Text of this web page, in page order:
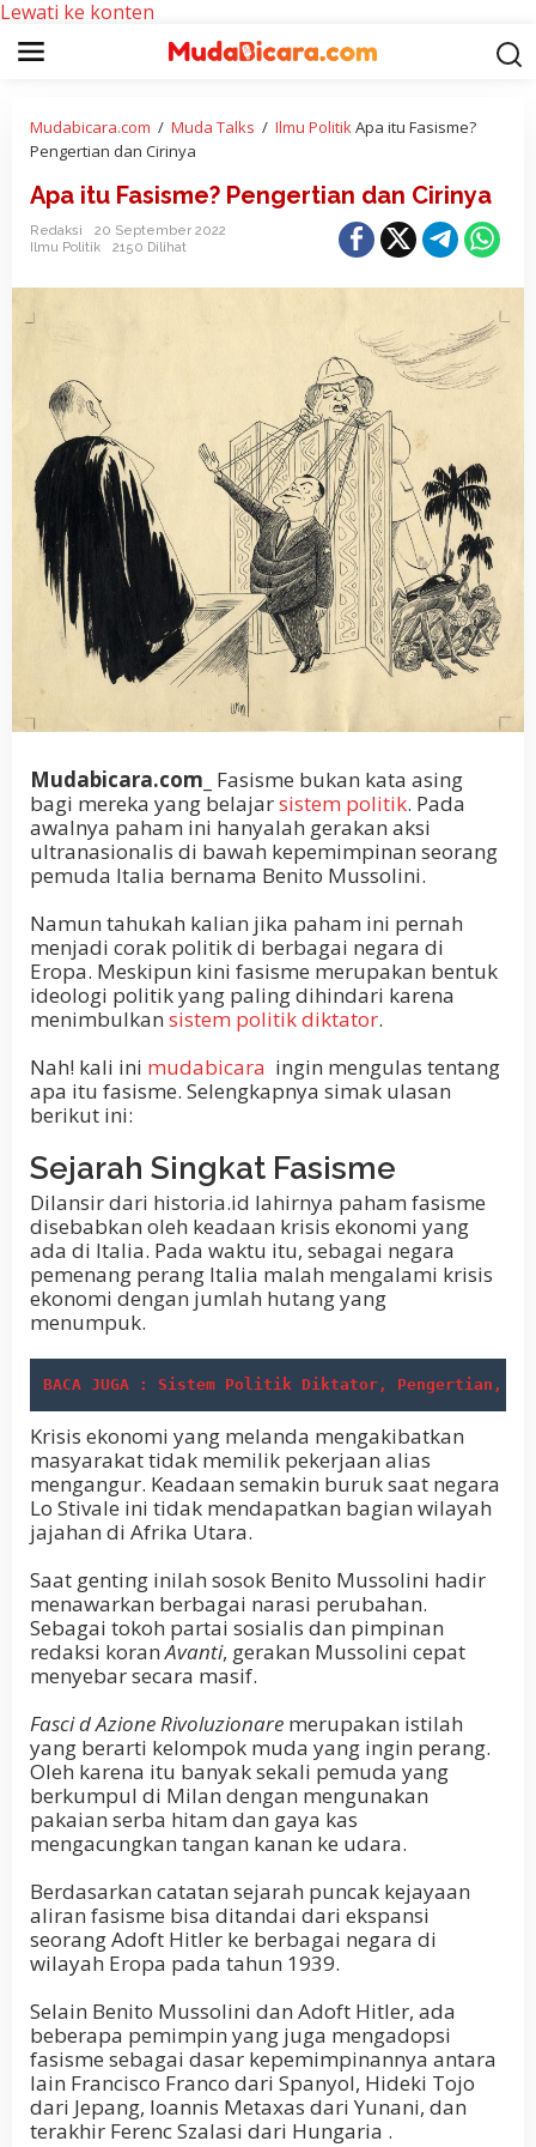
Lewati ke konten
Mudabicara.com / Muda Talks / Ilmu PolitikApa itu Fasisme?
Pengertian dan Cirinya
Apa itu Fasisme? Pengertian dan Cirinya
Redaksi
20 September 2022
Ilmu Politik
2150 Dilihat
Mudabicara.com_ Fasisme bukan kata asing
bagi mereka yang belajarsistem politik. Pada
awalnya paham ini hanyalah gerakan aksi
ultranasionalis di bawah kepemimpinan seorang
pemuda Italia bernama Benito Mussolini.
Namun tahukah kalian jika paham ini pernah
menjadi corak politik di berbagai negara di
Eropa. Meskipun kini fasisme merupakan bentuk
ideologi politik yang paling dihindari karena
menimbulkan sistem politik diktator.
Nah! kali ini mudabicara ingin mengulas tentang
apa itu fasisme. Selengkapnya simak ulasan
berikut ini:
Sejarah Singkat Fasisme
Dilansir dari historia.id lahirnya paham fasisme
disebabkan oleh keadaan krisis ekonomi yang
ada di Italia. Pada waktu itu, sebagai negara
pemenang perang Italia malah mengalami krisis
ekonomi dengan jumlah hutang yang
menumpuk.
BACA JUGA : Sistem Politik Diktator, Pengertian,
Krisis ekonomi yang melanda mengakibatkan
masyarakat tidak memilik pekerjaan alias
mengangur. Keadaan semakin buruk saat negara
Lo Stivale ini tidak mendapatkan bagian wilayah
jajahan di Afrika Utara.
Saat genting inilah sosok Benito Mussolini hadir
menawarkan berbagai narasi perubahan.
Sebagai tokoh partai sosialis dan pimpinan
redaksi koranAvanti, gerakan Mussolini cepat
menyebar secara masif.
Fasci d Azione Rivoluzionare merupakan istilah
yang berarti kelompok muda yang ingin perang.
Oleh karena itu banyak sekali pemuda yang
berkumpul di Milan dengan mengunakan
pakaian serba hitam dan gaya kas
mengacungkan tangan kanan ke udara.
Berdasarkan catatan sejarah puncak kejayaan
aliran fasisme bisa ditandai dari ekspansi
seorang Adoft Hitler ke berbagai negara di
wilayah Eropa pada tahun 1939.
Selain Benito Mussolini dan Adoft Hitler, ada
beberapa pemimpin yang juga mengadopsi
fasisme sebagai dasar kepemimpinannya antara
lain Francisco Franco dari Spanyol, Hideki Tojo
dari Jepang, Ioannis Metaxas dari Yunani, dan
terakhir Ferenc Szalasi dari Hungaria .